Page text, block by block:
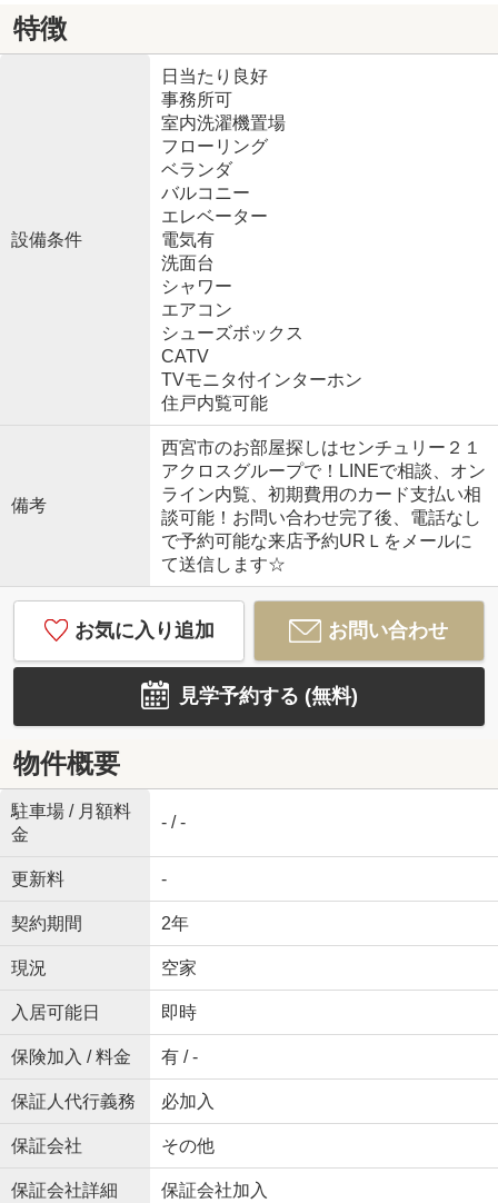
特徴
設備条件
日当たり良好
事務所可
室内洗濯機置場
フローリング
ベランダ
バルコニー
エレベーター
電気有
洗面台
シャワー
エアコン
シューズボックス
CATV
TVモニタ付インターホン
住戸内覧可能
備考
西宮市のお部屋探しはセンチュリー２１
アクロスグループで！LINEで相談、オン
ライン内覧、初期費用のカード支払い相
談可能！お問い合わせ完了後、電話なし
で予約可能な来店予約URＬをメールに
て送信します☆
お気に入り追加 お問い合わせ
見学予約する (無料)
物件概要
駐車場 / 月額料
金
- / -
更新料 -
契約期間 2年
現況 空家
入居可能日 即時
保険加入 / 料金 有 / -
保証人代行義務 必加入
保証会社 その他
保証会社詳細 保証会社加入